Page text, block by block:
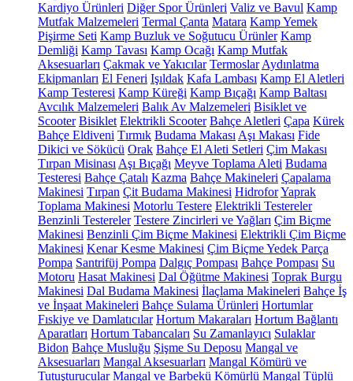
Kardiyo Ürünleri Diğer Spor Ürünleri Valiz ve Bavul Kamp
Mutfak Malzemeleri Termal Çanta Matara Kamp Yemek
Pişirme Seti Kamp Buzluk ve Soğutucu Ürünler Kamp
Demliği Kamp Tavası Kamp Ocağı Kamp Mutfak
Aksesuarları Çakmak ve Yakıcılar Termoslar Aydınlatma
Ekipmanları El Feneri Işıldak Kafa Lambası Kamp El Aletleri
Kamp Testeresi Kamp Küreği Kamp Bıçağı Kamp Baltası
Avcılık Malzemeleri Balık Av Malzemeleri Bisiklet ve
Scooter Bisiklet Elektrikli Scooter Bahçe Aletleri Çapa Kürek
Bahçe Eldiveni Tırmık Budama Makası Aşı Makası Fide
Dikici ve Sökücü Orak Bahçe El Aleti Setleri Çim Makası
Tırpan Misinası Aşı Bıçağı Meyve Toplama Aleti Budama
Testeresi Bahçe Çatalı Kazma Bahçe Makineleri Çapalama
Makinesi Tırpan Çit Budama Makinesi HidroforYaprak
Toplama Makinesi Motorlu Testere Elektrikli Testereler
Benzinli Testereler Testere Zincirleri ve Yağları Çim Biçme
Makinesi Benzinli Çim Biçme Makinesi Elektrikli Çim Biçme
Makinesi Kenar Kesme Makinesi Çim Biçme Yedek Parça
Pompa Santrifüj Pompa Dalgıç Pompası Bahçe Pompası Su
Motoru Hasat Makinesi Dal Öğütme Makinesi Toprak Burgu
Makinesi Dal Budama Makinesi İlaçlama Makineleri Bahçe İş
ve İnşaat Makineleri Bahçe Sulama Ürünleri Hortumlar
Fıskiye ve Damlatıcılar Hortum Makaraları Hortum Bağlantı
Aparatları Hortum Tabancaları Su Zamanlayıcı Sulaklar
Bidon Bahçe Musluğu Şişme Su Deposu Mangal ve
Aksesuarları Mangal Aksesuarları Mangal Kömürü ve
Tutuşturucular Mangal ve Barbekü Kömürlü Mangal Tüplü